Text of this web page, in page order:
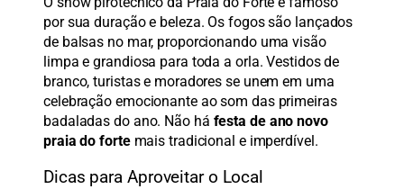
por sua duração e beleza. Os fogos são lançados
de balsas no mar, proporcionando uma visão
limpa e grandiosa para toda a orla. Vestidos de
branco, turistas e moradores se unem em uma
celebração emocionante ao som das primeiras
badaladas do ano. Não há festa de ano novo
praia do fortemais tradicional e imperdível.
Dicas para Aproveitar o Local